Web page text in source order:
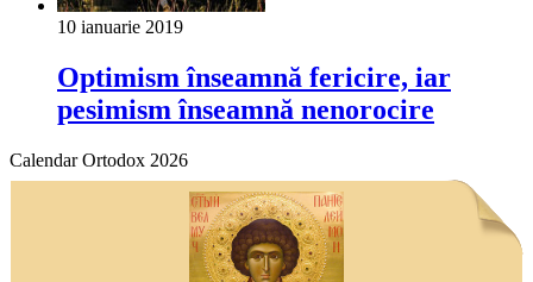
10 ianuarie 2019
Optimism înseamnă fericire, iar
pesimism înseamnă nenorocire
Calendar Ortodox 2026